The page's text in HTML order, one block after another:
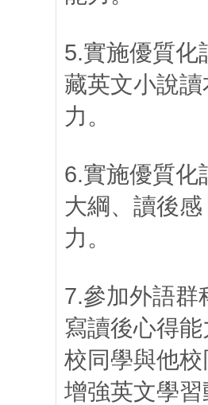
5.實施優質化
藏英文小說
力。
6.實施優質化
大綱、讀後
力。
7.參加外語群
寫讀後心得
校同學與他
增強英文學